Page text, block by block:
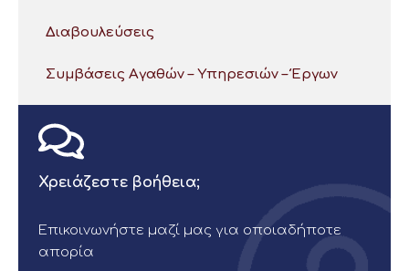
Διαβουλεύσεις
Συμβάσεις Αγαθών – Υπηρεσιών – Έργων
Χρειάζεστε βοήθεια;
Επικοινωνήστε μαζί μας για οποιαδήποτε
απορία